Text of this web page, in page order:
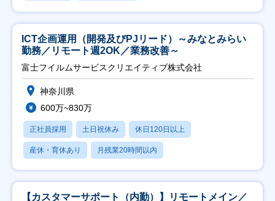
ICT企画運用（開発及びPJリード）～みなとみらい
勤務／リモート週2OK／業務改善～
富士フイルムサービスクリエイティブ株式会社
神奈川県
600万~830万
正社員採用 土日祝休み 休日120日以上
産休・育休あり 月残業20時間以内
【カスタマーサポート（内勤）】リモートメイン／